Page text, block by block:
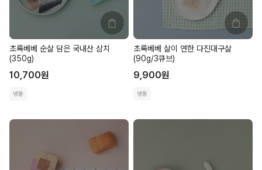
초록베베 순살 담은 국내산 삼치
(350g)
10,700원
냉동
초록베베 살이 연한 다진대구살
(90g/3큐브)
9,900원
냉동